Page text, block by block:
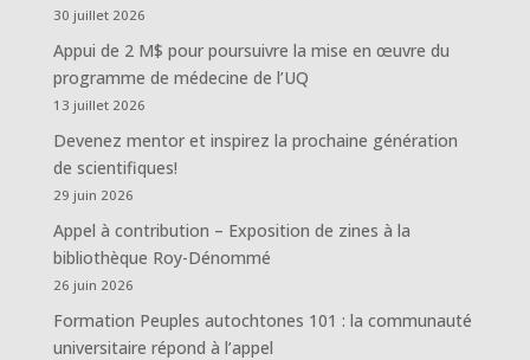
30 juillet 2026
Appui de 2 M$ pour poursuivre la mise en œuvre du
programme de médecine de l’UQ
13 juillet 2026
Devenez mentor et inspirez la prochaine génération
de scientifiques!
29 juin 2026
Appel à contribution – Exposition de zines à la
bibliothèque Roy-Dénommé
26 juin 2026
Formation Peuples autochtones 101 : la communauté
universitaire répond à l’appel